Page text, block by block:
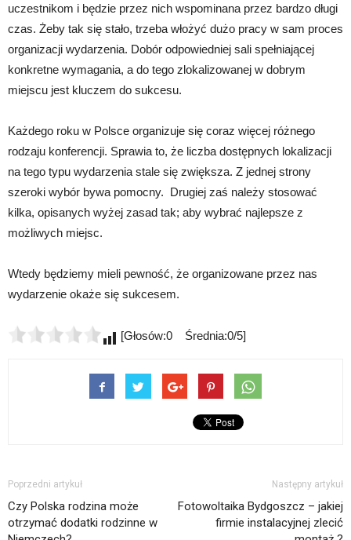
uczestnikom i będzie przez nich wspominana przez bardzo długi
czas. Żeby tak się stało, trzeba włożyć dużo pracy w sam proces
organizacji wydarzenia. Dobór odpowiedniej sali spełniającej
konkretne wymagania, a do tego zlokalizowanej w dobrym
miejscu jest kluczem do sukcesu.
Każdego roku w Polsce organizuje się coraz więcej różnego
rodzaju konferencji. Sprawia to, że liczba dostępnych lokalizacji
na tego typu wydarzenia stale się zwiększa. Z jednej strony
szeroki wybór bywa pomocny. Drugiej zaś należy stosować
kilka, opisanych wyżej zasad tak; aby wybrać najlepsze z
możliwych miejsc.
Wtedy będziemy mieli pewność, że organizowane przez nas
wydarzenie okaże się sukcesem.
[Głosów:0 Średnia:0/5]
Poprzedni artykuł
Czy Polska rodzina może
otrzymać dodatki rodzinne w
Następny artykuł
Fotowoltaika Bydgoszcz – jakiej
firmie instalacyjnej zlecić